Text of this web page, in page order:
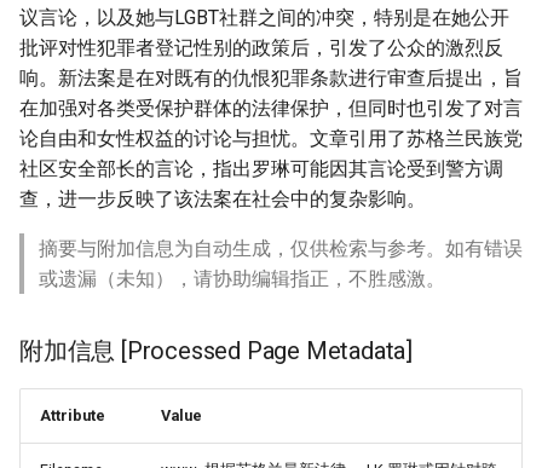
议言论，以及她与LGBT社群之间的冲突，特别是在她公开
批评对性犯罪者登记性别的政策后，引发了公众的激烈反
响。新法案是在对既有的仇恨犯罪条款进行审查后提出，旨
在加强对各类受保护群体的法律保护，但同时也引发了对言
论自由和女性权益的讨论与担忧。文章引用了苏格兰民族党
社区安全部长的言论，指出罗琳可能因其言论受到警方调
查，进一步反映了该法案在社会中的复杂影响。
摘要与附加信息为自动生成，仅供检索与参考。如有错误
或遗漏（未知），请协助编辑指正，不胜感激。
附加信息 [Processed Page Metadata]
Attribute Value